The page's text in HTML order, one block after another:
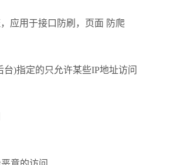
应用于接口防刷，页面 防爬
)指定的只允许某些IP地址访问